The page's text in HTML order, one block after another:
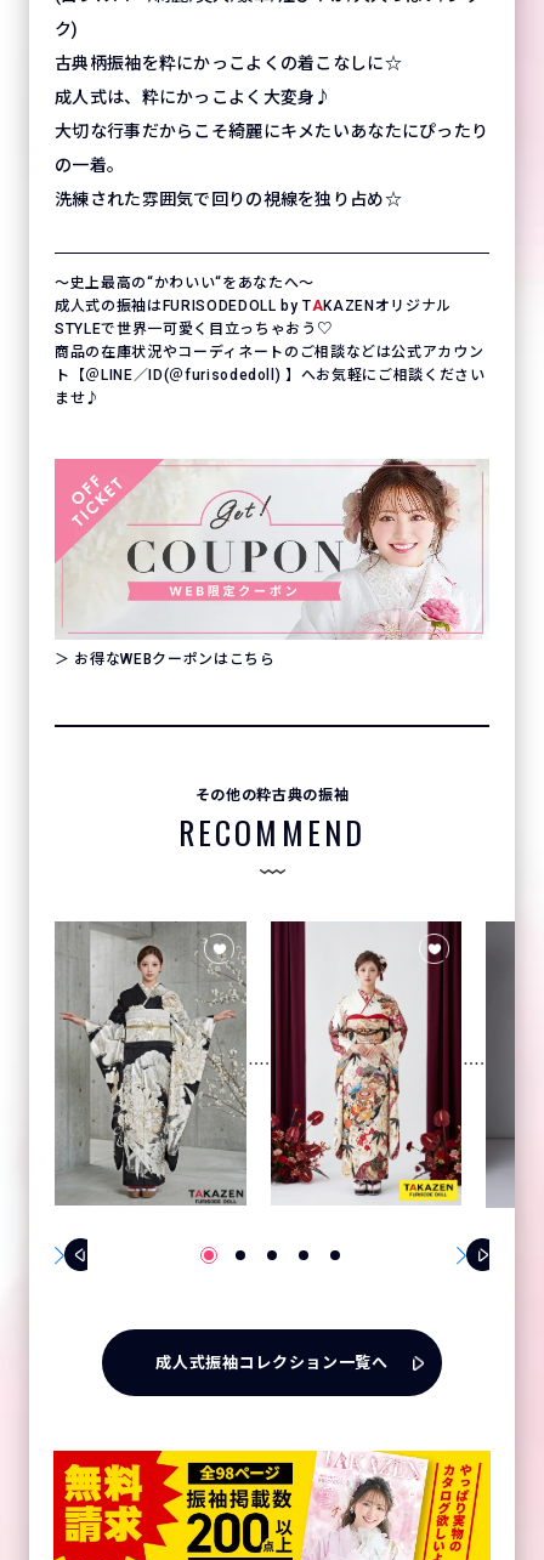
ク)
古典柄振袖を粋にかっこよくの着こなしに☆
成人式は、粋にかっこよく大変身♪
大切な行事だからこそ綺麗にキメたいあなたにぴったり
の一着。
洗練された雰囲気で回りの視線を独り占め☆
〜史上最高の“かわいい“をあなたへ〜
成人式の振袖はFURISODEDOLL by TAKAZENオリジナル
STYLEで世界一可愛く目立っちゃおう♡
商品の在庫状況やコーディネートのご相談などは公式アカウン
ト【＠LINE／ID(＠furisodedoll) 】へお気軽にご相談ください
ませ♪
＞ お得なWEBクーポンはこちら
その他の粋古典の振袖
RECOMMEND
成人式振袖コレクション一覧へ